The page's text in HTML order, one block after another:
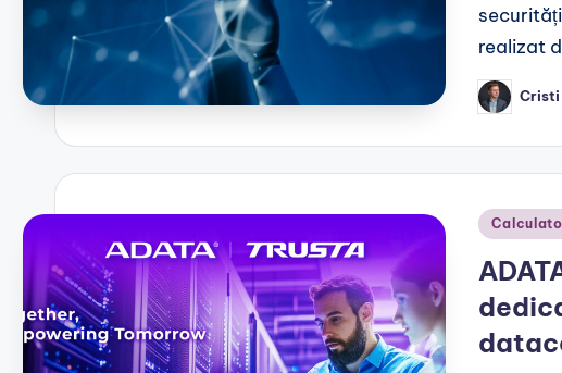
realizat
Posted
by
Cristi
Posted